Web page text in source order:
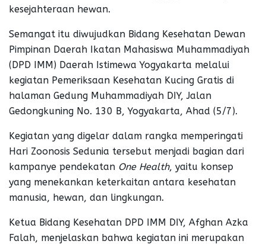
kesejahteraan hewan.
Semangat itu diwujudkan Bidang Kesehatan Dewan
Pimpinan Daerah Ikatan Mahasiswa Muhammadiyah
(DPD IMM) Daerah Istimewa Yogyakarta melalui
kegiatan Pemeriksaan Kesehatan Kucing Gratis di
halaman Gedung Muhammadiyah DIY, Jalan
Gedongkuning No. 130 B, Yogyakarta, Ahad (5/7).
Kegiatan yang digelar dalam rangka memperingati
Hari Zoonosis Sedunia tersebut menjadi bagian dari
kampanye pendekatan One Health, yaitu konsep
yang menekankan keterkaitan antara kesehatan
manusia, hewan, dan lingkungan.
Ketua Bidang Kesehatan DPD IMM DIY, Afghan Azka
Falah, menjelaskan bahwa kegiatan ini merupakan